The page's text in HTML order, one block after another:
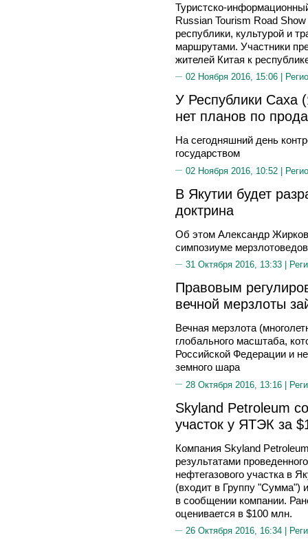
Туристско-
Russian Tourism Road
республики, культурой и
маршрутами. Участники
жителей Китая к
02 Ноября 2016, 15:06 |
У Республики Саха
нет планов по
На сегодняшний день
государством
02 Ноября 2016, 10:52 |
В Якутии будет
доктрина
Об этом Александр
симпозиуме мерзлотоведов
31 Октября 2016, 13:33 |
Правовым
вечной мерзлоты
Вечная мерзлота
глобального масштаба,
Российской Федерации и
земного шара
28 Октября 2016, 13:16 |
Skyland Petroleum
участок у ЯТЭК за
Компания Skyland
результатами
нефтегазового участка в
(входит в Группу "Сумма")
в сообщении компании.
оценивается в $100 млн.
26 Октября 2016, 16:34 |